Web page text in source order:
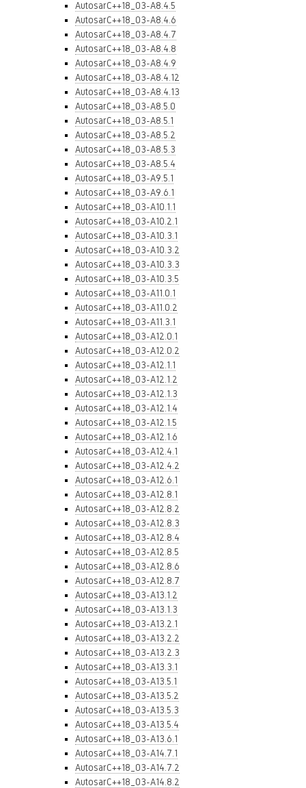
AutosarC++18_03-A8.4.5
AutosarC++18_03-A8.4.6
AutosarC++18_03-A8.4.7
AutosarC++18_03-A8.4.8
AutosarC++18_03-A8.4.9
AutosarC++18_03-A8.4.12
AutosarC++18_03-A8.4.13
AutosarC++18_03-A8.5.0
AutosarC++18_03-A8.5.1
AutosarC++18_03-A8.5.2
AutosarC++18_03-A8.5.3
AutosarC++18_03-A8.5.4
AutosarC++18_03-A9.5.1
AutosarC++18_03-A9.6.1
AutosarC++18_03-A10.1.1
AutosarC++18_03-A10.2.1
AutosarC++18_03-A10.3.1
AutosarC++18_03-A10.3.2
AutosarC++18_03-A10.3.3
AutosarC++18_03-A10.3.5
AutosarC++18_03-A11.0.1
AutosarC++18_03-A11.0.2
AutosarC++18_03-A11.3.1
AutosarC++18_03-A12.0.1
AutosarC++18_03-A12.0.2
AutosarC++18_03-A12.1.1
AutosarC++18_03-A12.1.2
AutosarC++18_03-A12.1.3
AutosarC++18_03-A12.1.4
AutosarC++18_03-A12.1.5
AutosarC++18_03-A12.1.6
AutosarC++18_03-A12.4.1
AutosarC++18_03-A12.4.2
AutosarC++18_03-A12.6.1
AutosarC++18_03-A12.8.1
AutosarC++18_03-A12.8.2
AutosarC++18_03-A12.8.3
AutosarC++18_03-A12.8.4
AutosarC++18_03-A12.8.5
AutosarC++18_03-A12.8.6
AutosarC++18_03-A12.8.7
AutosarC++18_03-A13.1.2
AutosarC++18_03-A13.1.3
AutosarC++18_03-A13.2.1
AutosarC++18_03-A13.2.2
AutosarC++18_03-A13.2.3
AutosarC++18_03-A13.3.1
AutosarC++18_03-A13.5.1
AutosarC++18_03-A13.5.2
AutosarC++18_03-A13.5.3
AutosarC++18_03-A13.5.4
AutosarC++18_03-A13.6.1
AutosarC++18_03-A14.7.1
AutosarC++18_03-A14.7.2
AutosarC++18_03-A14.8.2